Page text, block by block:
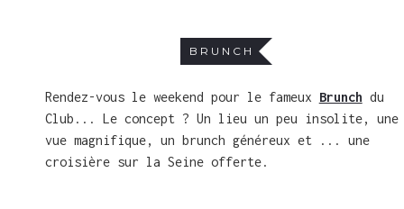
BRUNCH
Rendez-vous le weekend pour le fameux Brunch du
Club... Le concept ? Un lieu un peu insolite, une
vue magnifique, un brunch généreux et ... une
croisière sur la Seine offerte.